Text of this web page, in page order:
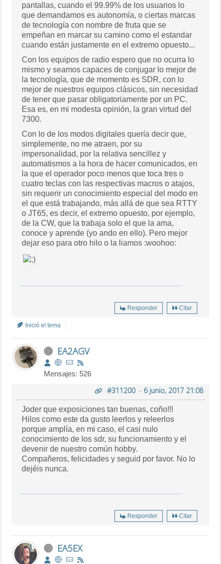
pantallas, cuando el 99.99% de los usuarios lo
que demandamos es autonomía, o ciertas marcas
de tecnología con nombre de fruta que se
empeñan en marcar su camino como el estandar
cuando están justamente en el extremo opuesto...
Con los equipos de radio espero que no ocurra lo
mismo y seamos capaces de conjugar lo mejor de
la tecnología, que de momento es SDR, con lo
mejor de nuestros equipos clásicos, sin necesidad
de tener que pasar obligatoriamente por un PC.
Esa es, en mi modesta opinión, la gran virtud del
7300.
Con lo de los modos digitales quería decir que,
simplemente, no me atraen, por su
impersonalidad, por la relativa sencillez y
automatismos a la hora de hacer comunicados, en
la que el operador poco menos que toca tres o
cuatro teclas con las respectivas macros o atajos,
sin requerir un conocimiento especial del modo en
el que está trabajando, más allá de que sea RTTY
o JT65, es decir, el extremo opuesto, por ejemplo,
de la CW, que la trabaja solo el que la ama,
conoce y aprende (yo ando en ello). Pero mejor
dejar eso para otro hilo o la liamos :woohoo:
Responder Citar
Inició el tema
EA2AGV
Mensajes: 526
#311200- 6 junio, 2017 21:08
Joder que exposiciones tan buenas, coño!!!
Hilos como este da gusto leerlos y releerlos
porque amplía, en mi caso, el casi nulo
conocimiento de los sdr, su funcionamiento y el
devenir de nuestro común hobby.
Compañeros, felicidades y seguid por favor. No lo
dejéis nunca.
Responder Citar
EA5EX